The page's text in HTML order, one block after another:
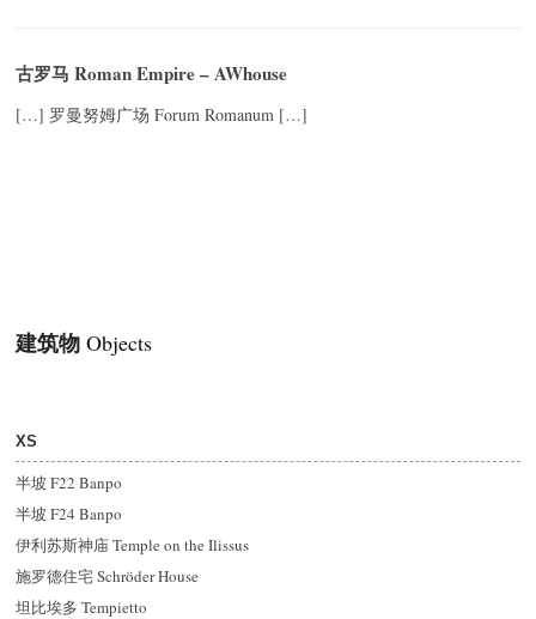
古罗马 Roman Empire – AWhouse
[…] 罗曼努姆广场 Forum Romanum […]
建筑物Objects
XS
半坡 F22 Banpo
半坡 F24 Banpo
伊利苏斯神庙 Temple on the Ilissus
施罗德住宅 Schröder House
坦比埃多 Tempietto